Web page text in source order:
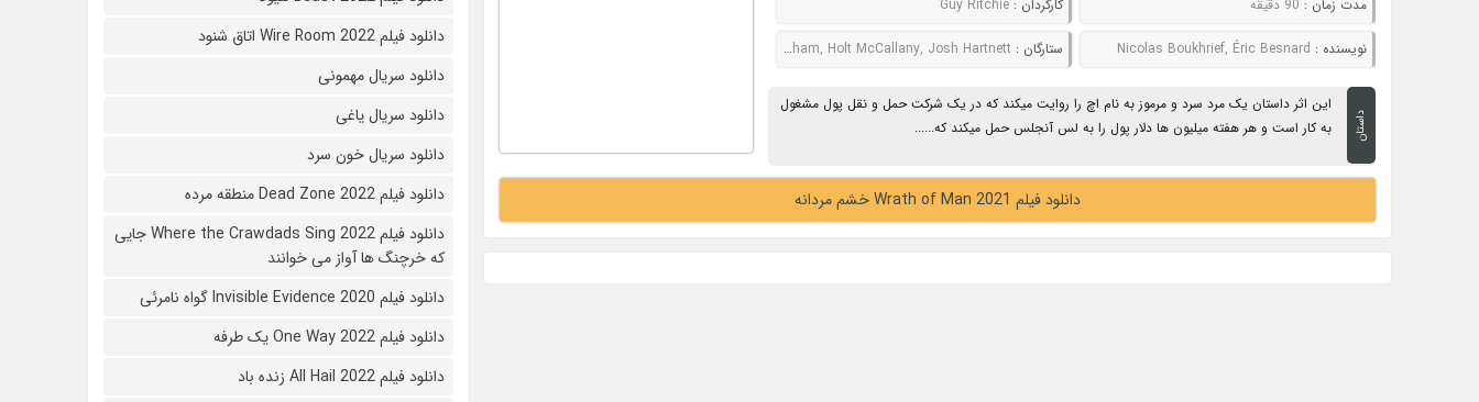
مدت زمان : 90 دقیقه کارگردان :Guy Ritchie
نویسنده : Nicolas Boukhrief, Éric Besnard ستارگان : Jason Statham, Holt McCallany, Josh Hartnett
داستان
این اثر داستان یک مرد سرد و مرموز به نام اچ را روایت میکند که در یک شرکت حمل و نقل پول مشغول
به کار است و هر هفته میلیون ها دلار پول را به لس آنجلس حمل میکند که......
دانلود فیلم Wrath of Man 2021 خشم مردانه
دانلود فیلم Wire Room 2022 اتاق شنود
دانلود سریال مهمونی
دانلود سریال یاغی
دانلود سریال خون سرد
دانلود فیلم 2022 Dead Zone منطقه مرده
دانلود فیلم Where the Crawdads Sing 2022 جایی
که خرچنگ ها آواز می خوانند
دانلود فیلم 2020 Invisible Evidence گواه نامرئی
دانلود فیلم One Way 2022 یک طرفه
دانلود فیلم All Hail 2022 زنده باد